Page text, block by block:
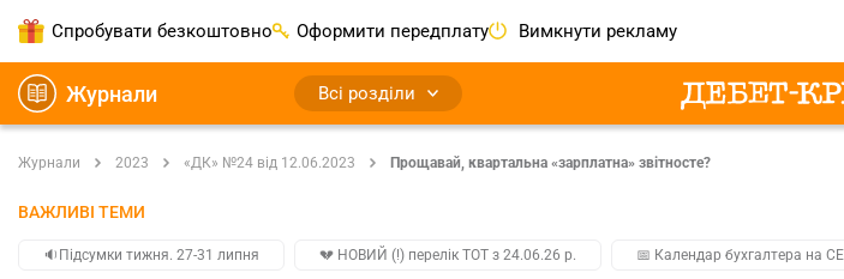
Спробувати безкоштовно Оформити передплату Вимкнути рекламу
Журнали Всі розділи
Журнали 2023 «ДК» №24 від 12.06.2023 Прощавай, квартальна «зарплатна» звітносте?
ВАЖЛИВІ ТЕМИ
🔉Підсумки тижня. 27-31 липня 💔 НОВИЙ (!) перелік ТОТ з 24.06.26 р. 📅 Календар бухгалтера на